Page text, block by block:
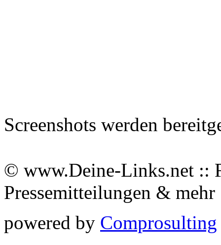
Screenshots werden
© www.Deine-Links.net ::
Pressemitteilungen &
powered by Comprosulting